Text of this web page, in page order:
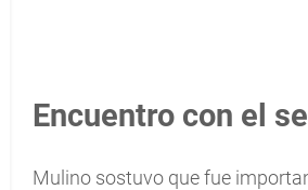
Encuentro con el
Mulino sostuvo que fue